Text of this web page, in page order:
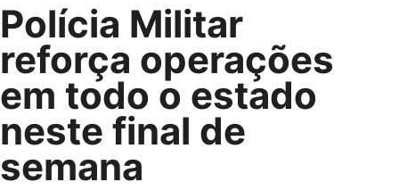
Polícia Militar
reforça operações
em todo o estado
neste final de
semana